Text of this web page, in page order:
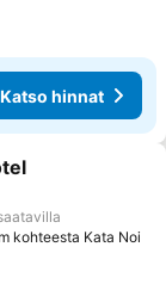
Katso hinnat
kohteesta Kata Noi